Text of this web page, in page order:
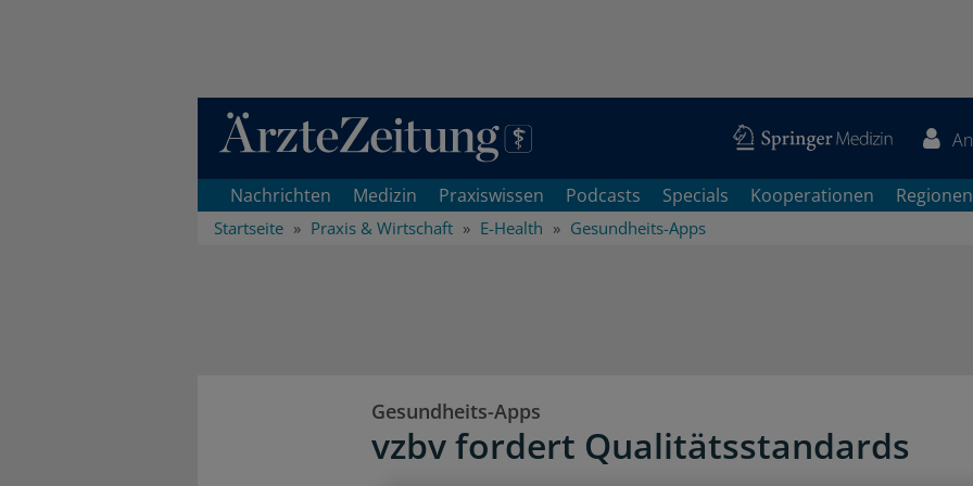
Direkt zum Inhaltsbereich
Nachrichten Medizin Praxiswissen Podcasts Specials Kooperationen Regionen
Startseite Praxis & Wirtschaft E-Health Gesundheits-Apps
Gesundheits-Apps
vzbv fordert Qualitätsstandards